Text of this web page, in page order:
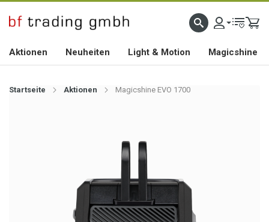
HOCHWERTIGES BIKEZUBEHÖR SEIT 2010
Aktionen Neuheiten Light & Motion Magicshine
Startseite Aktionen Magicshine EVO 1700